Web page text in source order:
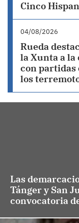
Cinco
04/08/2026
Rueda
la Xunta a la
con partidas
los
Las
Tánger y San
convocatoria